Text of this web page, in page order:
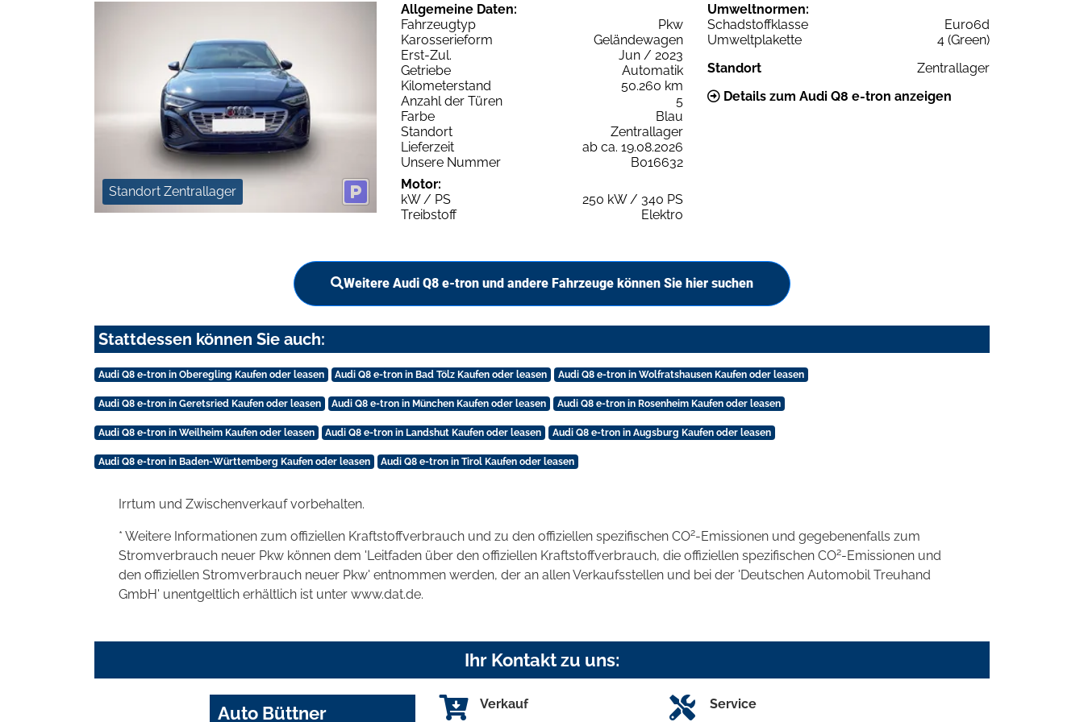
Standort Zentrallager
Allgemeine Daten:
Fahrzeugtyp
Pkw
Karosserieform
Geländewagen
Erst-Zul.
Jun / 2023
Getriebe
Automatik
Kilometerstand
50.260 km
Anzahl der Türen
5
Farbe
Blau
Standort
Zentrallager
Lieferzeit
ab ca. 19.08.2026
Unsere Nummer
B016632
Motor:
kW / PS
250 kW / 340 PS
Treibstoff
Elektro
Umweltnormen:
Schadstoffklasse
Euro6d
Umweltplakette
4 (Green)
Standort
Zentrallager
Details zum Audi Q8 e-tron anzeigen
Weitere Audi Q8 e-tron und andere Fahrzeuge können Sie hier suchen
Stattdessen können Sie auch:
Audi Q8 e-tron in Oberegling Kaufen oder leasen Audi Q8 e-tron in Bad Tölz Kaufen oder leasen Audi Q8 e-tron in Wolfratshausen Kaufen oder leasen
Audi Q8 e-tron in Geretsried Kaufen oder leasen Audi Q8 e-tron in München Kaufen oder leasen Audi Q8 e-tron in Rosenheim Kaufen oder leasen
Audi Q8 e-tron in Weilheim Kaufen oder leasen Audi Q8 e-tron in Landshut Kaufen oder leasen Audi Q8 e-tron in Augsburg Kaufen oder leasen
Audi Q8 e-tron in Baden-Württemberg Kaufen oder leasen Audi Q8 e-tron in Tirol Kaufen oder leasen
Irrtum und Zwischenverkauf vorbehalten.
* Weitere Informationen zum offiziellen Kraftstoffverbrauch und zu den offiziellen spezifischen CO2-Emissionen und gegebenenfalls zum
Stromverbrauch neuer Pkw können dem 'Leitfaden über den offiziellen Kraftstoffverbrauch, die offiziellen spezifischen CO2-Emissionen und
den offiziellen Stromverbrauch neuer Pkw' entnommen werden, der an allen Verkaufsstellen und bei der 'Deutschen Automobil Treuhand
GmbH' unentgeltlich erhältlich ist unter www.dat.de.
Ihr Kontakt zu uns:
Auto Büttner Verkauf Service